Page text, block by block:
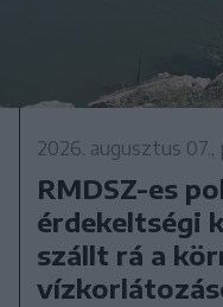
2026. augusztus
RMDSZ-es
érdekeltségi
szállt rá a